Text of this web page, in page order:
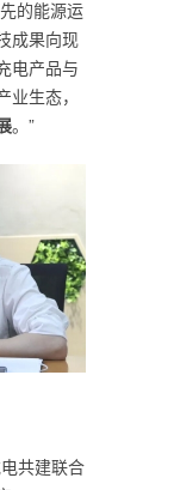
的能源运
成果向现
电产品与
生态，
。”
共建联合